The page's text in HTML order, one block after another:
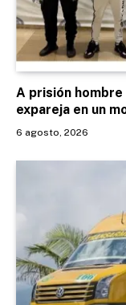
A prisión
expareja en un
6 agosto, 2026